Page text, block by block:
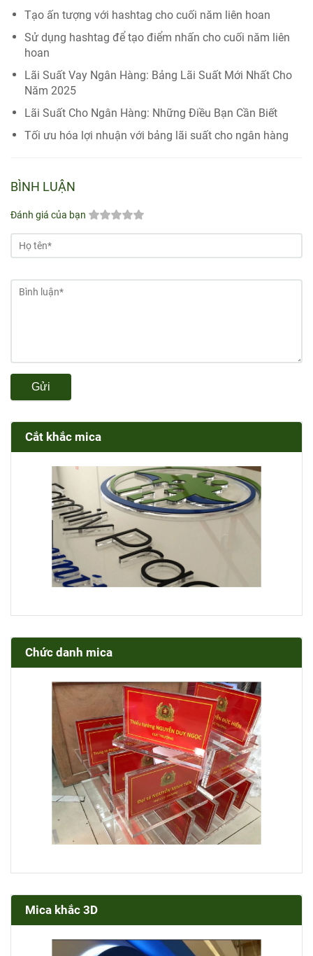
Tạo ấn tượng với hashtag cho cuối năm liên hoan
Sử dụng hashtag để tạo điểm nhấn cho cuối năm liên
hoan
Lãi Suất Vay Ngân Hàng: Bảng Lãi Suất Mới Nhất Cho
Năm 2025
Lãi Suất Cho Ngân Hàng: Những Điều Bạn Cần Biết
Tối ưu hóa lợi nhuận với bảng lãi suất cho ngân hàng
BÌNH LUẬN
Đánh giá của bạn
Gửi
Cắt khắc mica
Chức danh mica
Mica khắc 3D